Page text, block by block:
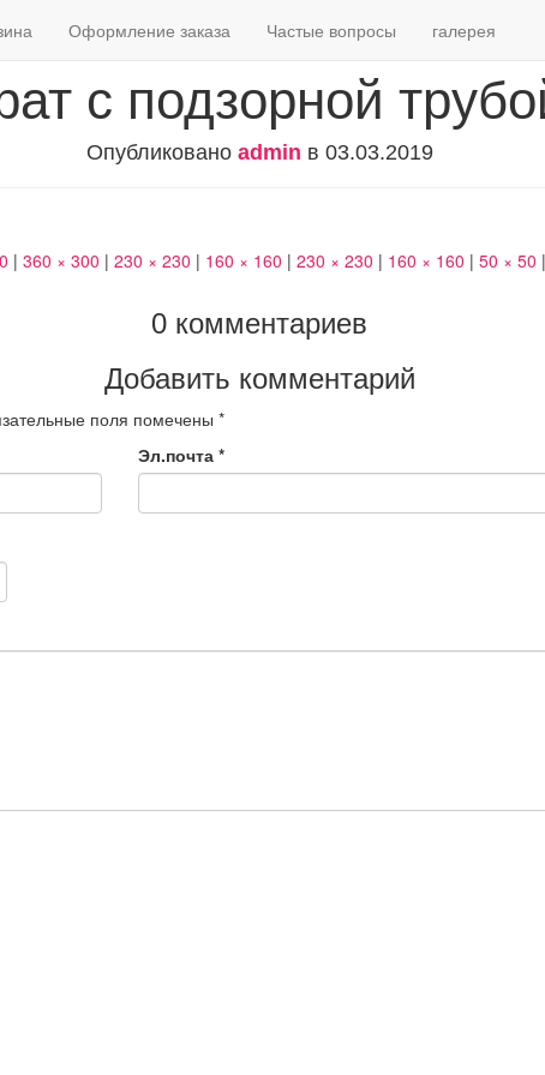
Оформление заказа Частые вопросы галерея
с подзорной
Опубликовано admin в 03.03.2019
| 360 × 300 | 230 × 230 | 160 × 160 | 230 × 230 | 160 × 160 | 50 × 50 |
0 комментариев
Добавить комментарий
поля помечены *
Эл.почта *